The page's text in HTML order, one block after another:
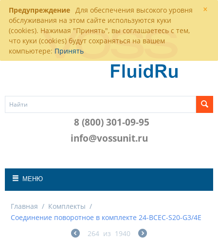
×
Предупреждение Для обеспечения высокого уровня
обслуживания на этом сайте используются куки
(cookies). Нажимая "Принять", вы соглашаетесь с тем,
что куки (cookies) будут сохраняться на вашем
компьютере: Принять
8 (800) 301-09-95
info@vossunit.ru
МЕНЮ
Главная / Комплекты /
Соединение поворотное в комплекте 24-BCEC-S20-G3/4E
264 из 1940